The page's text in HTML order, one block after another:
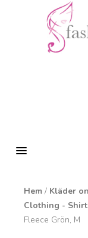
MENU
Hem / Kläder
Clothing -
Fleece Grön, M